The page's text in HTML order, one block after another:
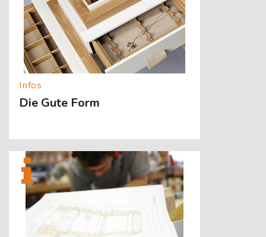
Die Gute Form
[Cocoon] About (Text with Image) überspringen